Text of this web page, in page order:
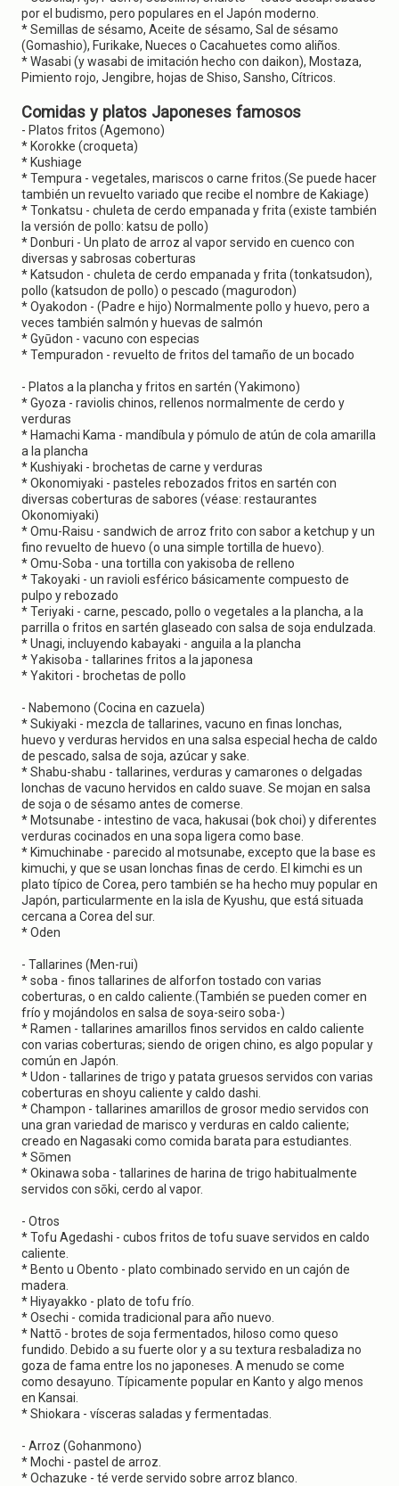
por el budismo, pero populares en el Japón moderno.
* Semillas de sésamo, Aceite de sésamo, Sal de sésamo
(Gomashio), Furikake, Nueces o Cacahuetes como aliños.
* Wasabi (y wasabi de imitación hecho con daikon), Mostaza,
Pimiento rojo, Jengibre, hojas de Shiso, Sansho, Cítricos.
Comidas y platos Japoneses famosos
- Platos fritos (Agemono)
* Korokke (croqueta)
* Kushiage
* Tempura - vegetales, mariscos o carne fritos.(Se puede hacer
también un revuelto variado que recibe el nombre de Kakiage)
* Tonkatsu - chuleta de cerdo empanada y frita (existe también
la versión de pollo: katsu de pollo)
* Donburi - Un plato de arroz al vapor servido en cuenco con
diversas y sabrosas coberturas
* Katsudon - chuleta de cerdo empanada y frita (tonkatsudon),
pollo (katsudon de pollo) o pescado (magurodon)
* Oyakodon - (Padre e hijo) Normalmente pollo y huevo, pero a
veces también salmón y huevas de salmón
* Gyūdon - vacuno con especias
* Tempuradon - revuelto de fritos del tamaño de un bocado
- Platos a la plancha y fritos en sartén (Yakimono)
* Gyoza - raviolis chinos, rellenos normalmente de cerdo y
verduras
* Hamachi Kama - mandíbula y pómulo de atún de cola amarilla
a la plancha
* Kushiyaki - brochetas de carne y verduras
* Okonomiyaki - pasteles rebozados fritos en sartén con
diversas coberturas de sabores (véase: restaurantes
Okonomiyaki)
* Omu-Raisu - sandwich de arroz frito con sabor a ketchup y un
fino revuelto de huevo (o una simple tortilla de huevo).
* Omu-Soba - una tortilla con yakisoba de relleno
* Takoyaki - un ravioli esférico básicamente compuesto de
pulpo y rebozado
* Teriyaki - carne, pescado, pollo o vegetales a la plancha, a la
parrilla o fritos en sartén glaseado con salsa de soja endulzada.
* Unagi, incluyendo kabayaki - anguila a la plancha
* Yakisoba - tallarines fritos a la japonesa
* Yakitori - brochetas de pollo
- Nabemono (Cocina en cazuela)
* Sukiyaki - mezcla de tallarines, vacuno en finas lonchas,
huevo y verduras hervidos en una salsa especial hecha de caldo
de pescado, salsa de soja, azúcar y sake.
* Shabu-shabu - tallarines, verduras y camarones o delgadas
lonchas de vacuno hervidos en caldo suave. Se mojan en salsa
de soja o de sésamo antes de comerse.
* Motsunabe - intestino de vaca, hakusai (bok choi) y diferentes
verduras cocinados en una sopa ligera como base.
* Kimuchinabe - parecido al motsunabe, excepto que la base es
kimuchi, y que se usan lonchas finas de cerdo. El kimchi es un
plato típico de Corea, pero también se ha hecho muy popular en
Japón, particularmente en la isla de Kyushu, que está situada
cercana a Corea del sur.
* Oden
- Tallarines (Men-rui)
* soba - finos tallarines de alforfon tostado con varias
coberturas, o en caldo caliente.(También se pueden comer en
frío y mojándolos en salsa de soya-seiro soba-)
* Ramen - tallarines amarillos finos servidos en caldo caliente
con varias coberturas; siendo de origen chino, es algo popular y
común en Japón.
* Udon - tallarines de trigo y patata gruesos servidos con varias
coberturas en shoyu caliente y caldo dashi.
* Champon - tallarines amarillos de grosor medio servidos con
una gran variedad de marisco y verduras en caldo caliente;
creado en Nagasaki como comida barata para estudiantes.
* Sōmen
* Okinawa soba - tallarines de harina de trigo habitualmente
servidos con sōki, cerdo al vapor.
- Otros
* Tofu Agedashi - cubos fritos de tofu suave servidos en caldo
caliente.
* Bento u Obento - plato combinado servido en un cajón de
madera.
* Hiyayakko - plato de tofu frío.
* Osechi - comida tradicional para año nuevo.
* Nattō - brotes de soja fermentados, hiloso como queso
fundido. Debido a su fuerte olor y a su textura resbaladiza no
goza de fama entre los no japoneses. A menudo se come
como desayuno. Típicamente popular en Kanto y algo menos
en Kansai.
* Shiokara - vísceras saladas y fermentadas.
- Arroz (Gohanmono)
* Mochi - pastel de arroz.
* Ochazuke - té verde servido sobre arroz blanco.